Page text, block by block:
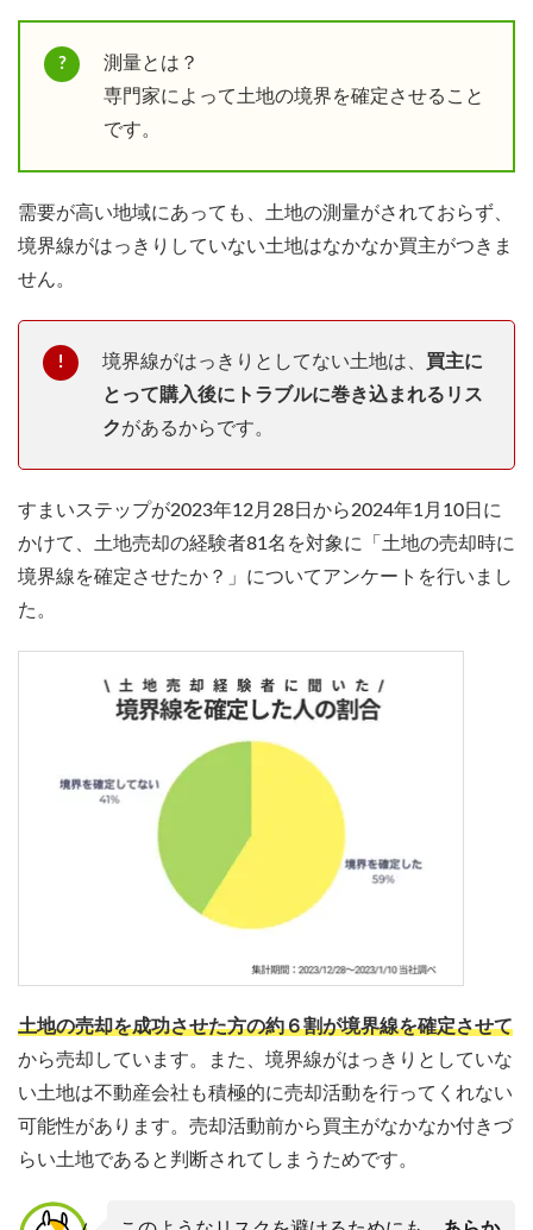
測量とは？
専門家によって土地の境界を確定させること
です。
需要が高い地域にあっても、土地の測量がされておらず、
境界線がはっきりしていない土地はなかなか買主がつきま
せん。
境界線がはっきりとしてない土地は、 買主に
とって購入後にトラブルに巻き込まれるリス
クがあるからです。
すまいステップが2023年12月28日から2024年1月10日に
かけて、土地売却の経験者81名を対象に「土地の売却時に
境界線を確定させたか？」についてアンケートを行いまし
た。
土地の売却を成功させた方の約６割が境界線を確定させて
から売却しています。また、境界線がはっきりとしていな
い土地は不動産会社も積極的に売却活動を行ってくれない
可能性があります。売却活動前から買主がなかなか付きづ
らい土地であると判断されてしまうためです。